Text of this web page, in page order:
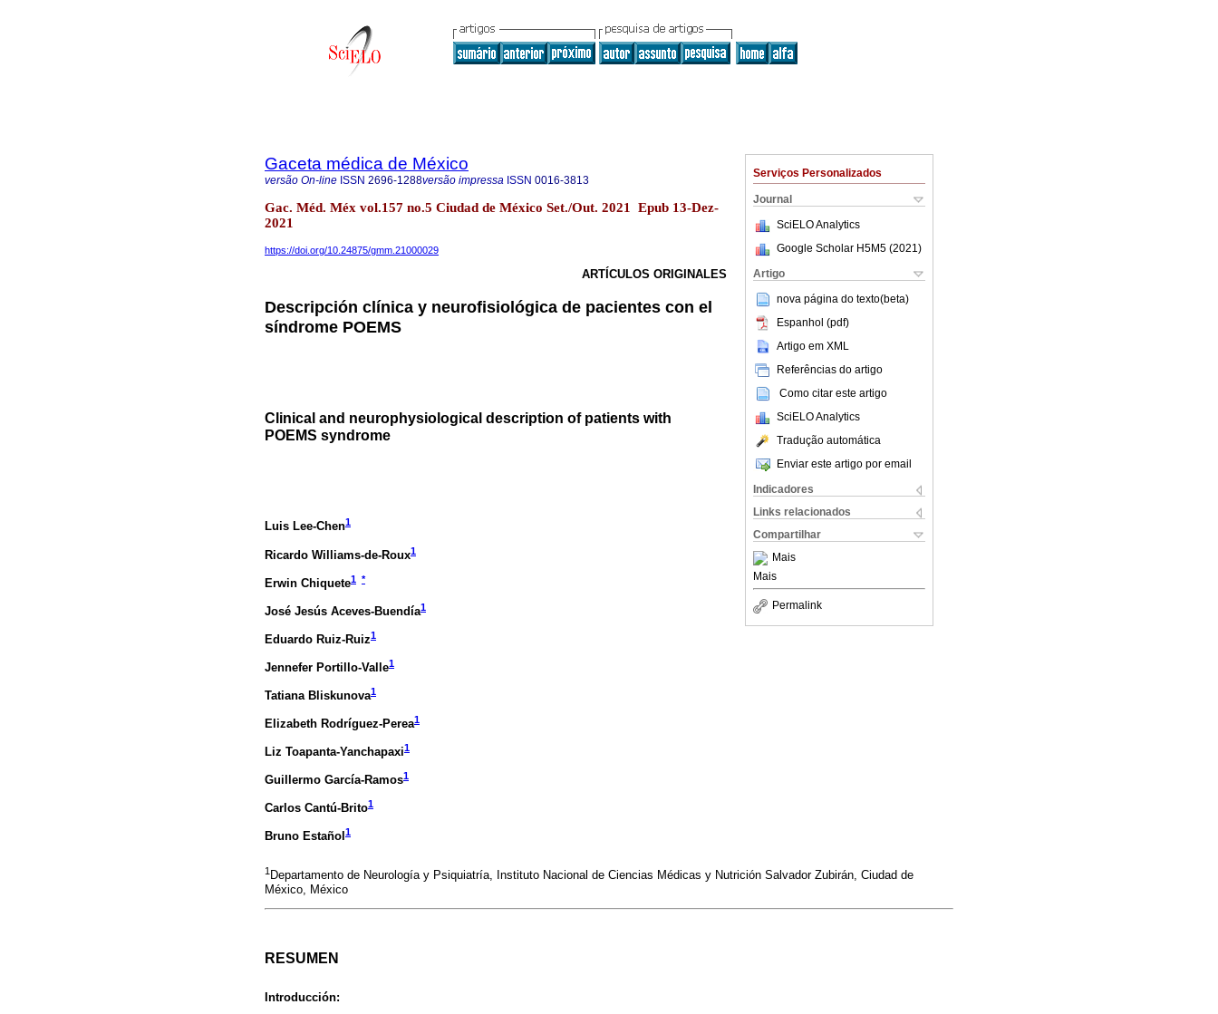
Serviços Personalizados
Journal
SciELO Analytics
Google Scholar H5M5 (2021 )
Artigo
nova página do texto(beta)
Espanhol (pdf)
Artigo em XML
Referências do artigo
Como citar este artigo
SciELO Analytics
Tradução automática
Enviar este artigo por email
Indicadores
Links relacionados
Compartilhar
Mais
Mais
Permalink
Gaceta médica de México
versão On-line ISSN 2696-1288versão impressa ISSN 0016-3813
Gac. Méd. Méx vol.157 no.5 Ciudad de México Set./Out. 2021 Epub 13-Dez-
2021
https://doi.org/10.24875/gmm.21000029
ARTÍCULOS ORIGINALES
Descripción clínica y neurofisiológica de pacientes con el
síndrome POEMS
Clinical and neurophysiological description of patients with
POEMS syndrome
Luis Lee-Chen1
Ricardo Williams-de-Roux1
Erwin Chiquete1 *
José Jesús Aceves-Buendía1
Eduardo Ruiz-Ruiz1
Jennefer Portillo-Valle1
Tatiana Bliskunova1
Elizabeth Rodríguez-Perea1
Liz Toapanta-Yanchapaxi1
Guillermo García-Ramos1
Carlos Cantú-Brito1
Bruno Estañol 1
1 Departamento de Neurología y Psiquiatría, Instituto Nacional de Ciencias Médicas y Nutrición Salvador Zubirán, Ciudad de
México, México
RESUMEN
Introducción: